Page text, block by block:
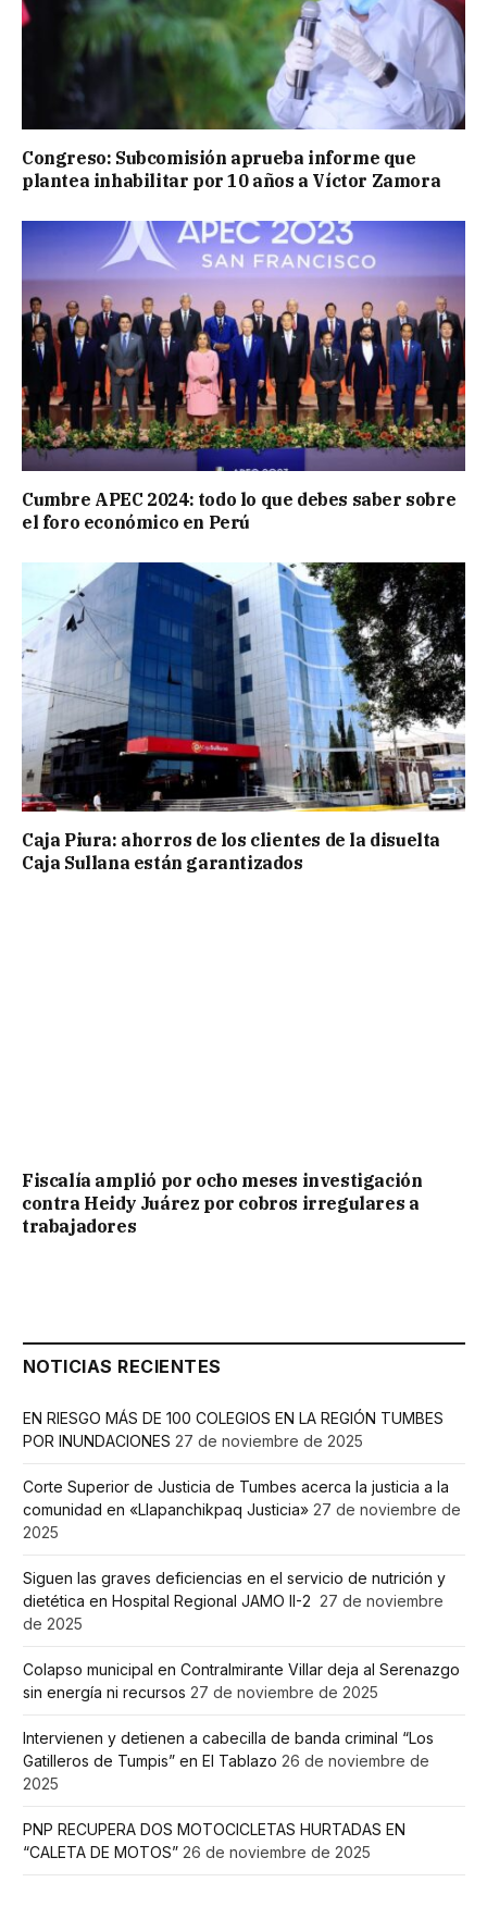
Congreso: Subcomisión aprueba informe que
plantea inhabilitar por 10 años a Víctor Zamora
Cumbre APEC 2024: todo lo que debes saber sobre
el foro económico en Perú
Caja Piura: ahorros de los clientes de la disuelta
Caja Sullana están garantizados
Fiscalía amplió por ocho meses investigación
contra Heidy Juárez por cobros irregulares a
trabajadores
NOTICIAS RECIENTES
EN RIESGO MÁS DE 100 COLEGIOS EN LA REGIÓN TUMBES
POR INUNDACIONES 27 de noviembre de 2025
Corte Superior de Justicia de Tumbes acerca la justicia a la
comunidad en «Llapanchikpaq Justicia» 27 de noviembre de
2025
Siguen las graves deficiencias en el servicio de nutrición y
dietética en Hospital Regional JAMO II-2 27 de noviembre
de 2025
Colapso municipal en Contralmirante Villar deja al Serenazgo
sin energía ni recursos 27 de noviembre de 2025
Intervienen y detienen a cabecilla de banda criminal “Los
Gatilleros de Tumpis” en El Tablazo 26 de noviembre de
2025
PNP RECUPERA DOS MOTOCICLETAS HURTADAS EN
“CALETA DE MOTOS” 26 de noviembre de 2025